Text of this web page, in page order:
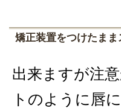
矯正装置をつけたま
出来ますが注
トのように唇